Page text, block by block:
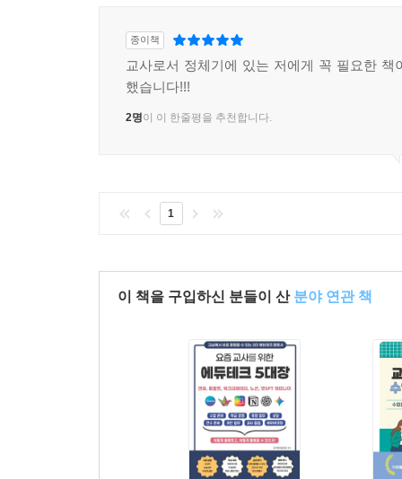
종이책
교사로서 정체기에 있는 저에게 꼭 필요한 책
했습니다!!!
2명이 이 한줄평을 추천합니다.
1
이 책을 구입하신 분들이 산 분야 연관 책